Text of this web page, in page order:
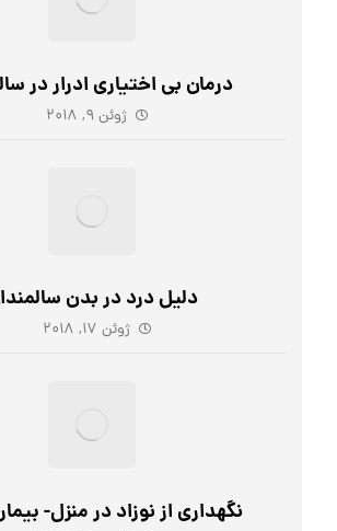
درمان بی اختیاری ادرار در
ژوئن ۹, ۲۰۱۸
دلیل درد در بدن
ژوئن ۱۷, ۲۰۱۸
نگهداری از نوزاد در منزل-